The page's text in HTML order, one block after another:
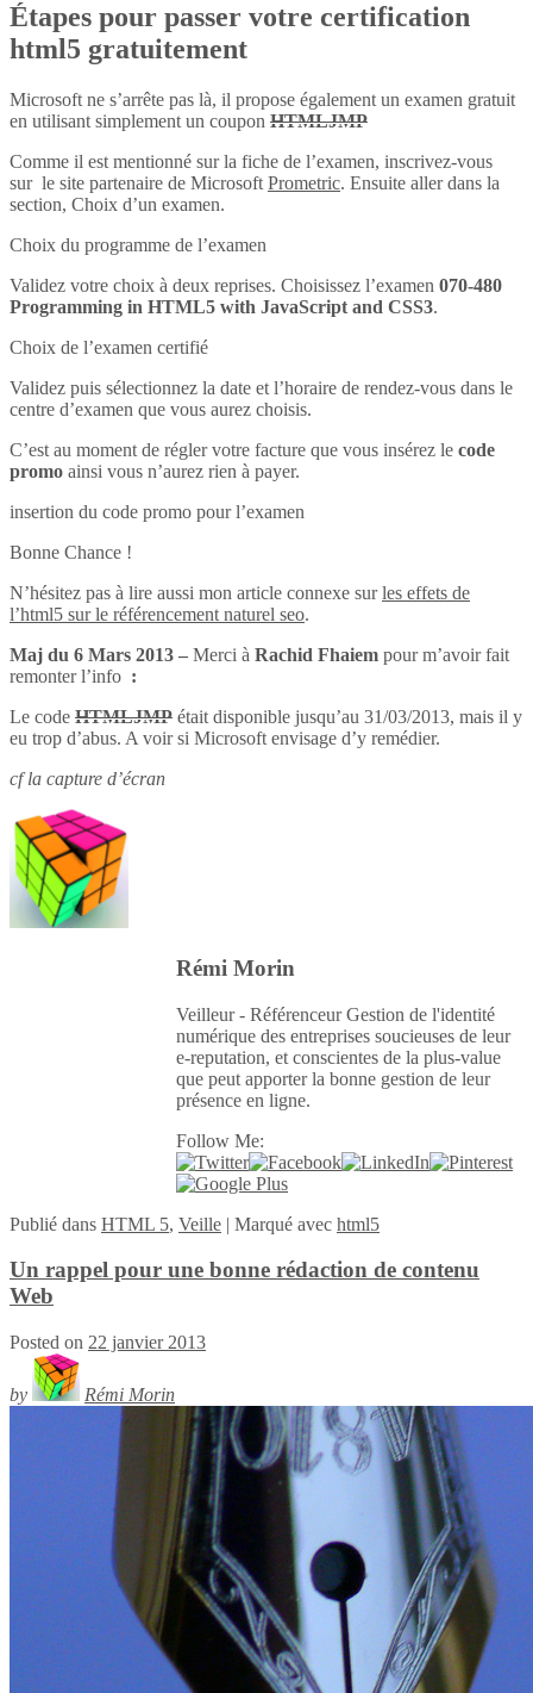
Étapes pour passer votre certification
html5 gratuitement
Microsoft ne s’arrête pas là, il propose également un examen gratuit
en utilisant simplement un coupon HTMLJMP
Comme il est mentionné sur la fiche de l’examen, inscrivez-vous
sur le site partenaire de Microsoft Prometric. Ensuite aller dans la
section, Choix d’un examen.
Choix du programme de l’examen
Validez votre choix à deux reprises. Choisissez l’examen 070-480
Programming in HTML5 with JavaScript and CSS3.
Choix de l’examen certifié
Validez puis sélectionnez la date et l’horaire de rendez-vous dans le
centre d’examen que vous aurez choisis.
C’est au moment de régler votre facture que vous insérez le code
promo ainsi vous n’aurez rien à payer.
insertion du code promo pour l’examen
Bonne Chance !
N’hésitez pas à lire aussi mon article connexe surles effets de
l’html5 sur le référencement naturel seo.
Maj du 6 Mars 2013 – Merci à Rachid Fhaiem pour m’avoir fait
remonter l’info :
Le code HTMLJMP était disponible jusqu’au 31/03/2013, mais il y
eu trop d’abus. A voir si Microsoft envisage d’y remédier.
cf la capture d’écran
Rémi Morin
Veilleur - Référenceur Gestion de l'identité
numérique des entreprises soucieuses de leur
e-reputation, et conscientes de la plus-value
que peut apporter la bonne gestion de leur
présence en ligne.
Follow Me:
Publié dans HTML 5, Veille | Marqué avec html5
Un rappel pour une bonne rédaction de contenu
Web
Posted on 22 janvier 2013
by Rémi Morin